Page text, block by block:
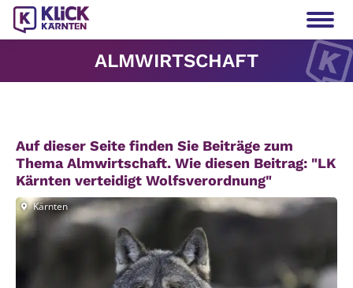
ALMWIRTSCHAFT
Auf dieser Seite finden Sie Beiträge zum
Thema Almwirtschaft. Wie diesen Beitrag: "LK
Kärn­ten ver­tei­digt Wolfs­ver­ord­nung"
Kärnten